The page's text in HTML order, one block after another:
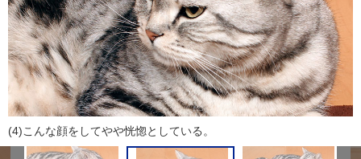
(4)こんな顔をしてやや恍惚としている。